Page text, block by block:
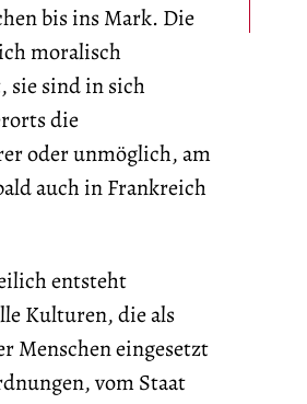
bis ins Mark. Die
moralisch
sind in sich
die
oder unmöglich, am
auch in Frankreich
entsteht
Kulturen, die als
Menschen eingesetzt
vom Staat